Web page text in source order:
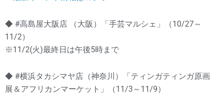
◆ #高島屋大阪店 （大阪）「手芸マルシェ」（10/27～
11/2）
※11/2(火)最終日は午後5時まで
◆ #横浜タカシマヤ店（神奈川）「ティンガティンガ原画
展＆アフリカンマーケット」（11/3～11/9）